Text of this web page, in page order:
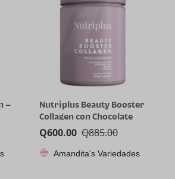
–
Nutriplus Beauty Booster
Collagen con Chocolate
Q885.00
Q600.00
Amandita's Variedades